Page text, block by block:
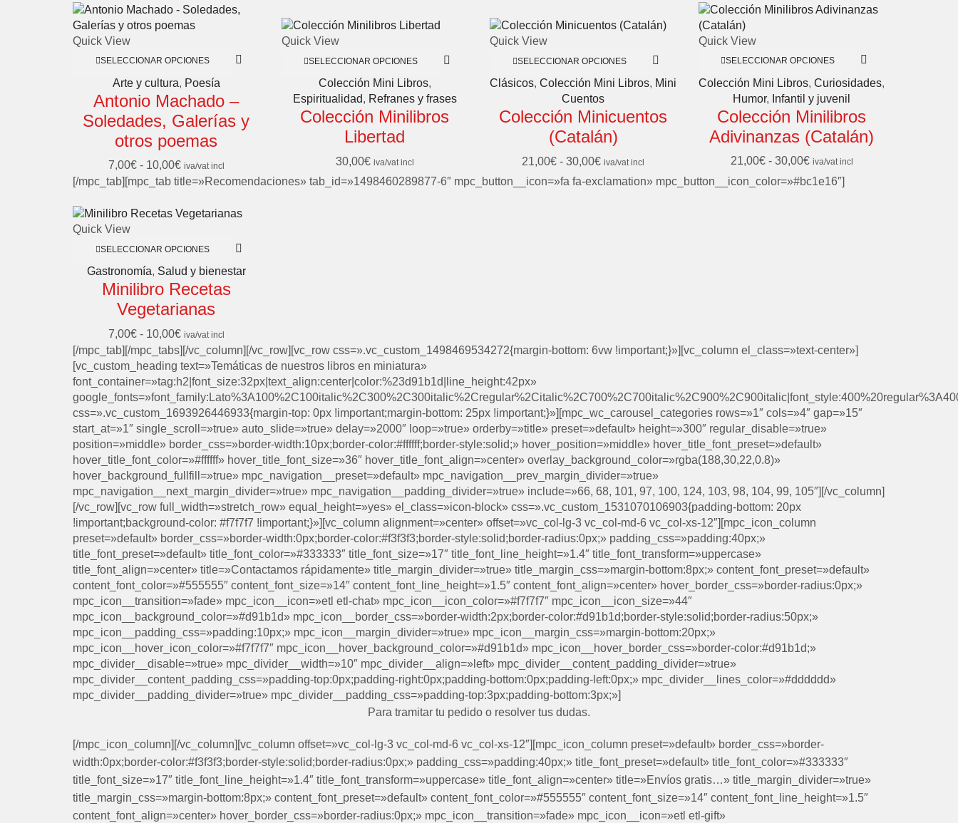
Quick View
SELECCIONAR OPCIONES
Arte y cultura, Poesía
Antonio Machado –
Soledades, Galerías y
otros poemas
7,00€ - 10,00€ iva/vat incl
Quick View
SELECCIONAR OPCIONES
Colección Mini Libros,
Espiritualidad, Refranes y frases
Colección Minilibros
Libertad
30,00€ iva/vat incl
Quick View
SELECCIONAR OPCIONES
Clásicos,Colección Mini Libros, Mini
Cuentos
Colección Minicuentos
(Catalán)
21,00€ - 30,00€ iva/vat incl
Quick View
SELECCIONAR OPCIONES
Colección Mini Libros,Curiosidades,
Humor, Infantil y juvenil
Colección Minilibros
Adivinanzas (Catalán)
21,00€ - 30,00€ iva/vat incl
[/mpc_tab][mpc_tab title=»Recomendaciones» tab_id=»1498460289877-6″ mpc_button__icon=»fa fa-exclamation» mpc_button__icon_color=»#bc1e16″]
Quick View
SELECCIONAR OPCIONES
Gastronomía, Salud y bienestar
Minilibro Recetas
Vegetarianas
7,00€ - 10,00€ iva/vat incl
[/mpc_tab][/mpc_tabs][/vc_column][/vc_row][vc_row css=».vc_custom_1498469534272{margin-bottom: 6vw !important;}»][vc_column el_class=»text-center»]
[vc_custom_heading text=»Temáticas de nuestros libros en miniatura»
font_container=»tag:h2|font_size:32px|text_align:center|color:%23d91b1d|line_height:42px»
css=».vc_custom_1693926446933{margin-top: 0px !important;margin-bottom: 25px !important;}»][mpc_wc_carousel_categories rows=»1″ cols=»4″ gap=»15″
start_at=»1″ single_scroll=»true» auto_slide=»true» delay=»2000″ loop=»true» orderby=»title» preset=»default» height=»300″ regular_disable=»true»
position=»middle» border_css=»border-width:10px;border-color:#ffffff;border-style:solid;» hover_position=»middle» hover_title_font_preset=»default»
hover_title_font_color=»#ffffff» hover_title_font_size=»36″ hover_title_font_align=»center» overlay_background_color=»rgba(188,30,22,0.8)»
hover_background_fullfill=»true» mpc_navigation__preset=»default» mpc_navigation__prev_margin_divider=»true»
mpc_navigation__next_margin_divider=»true» mpc_navigation__padding_divider=»true» include=»66, 68, 101, 97, 100, 124, 103, 98, 104, 99, 105″][/vc_column]
[/vc_row][vc_row full_width=»stretch_row» equal_height=»yes» el_class=»icon-block» css=».vc_custom_1531070106903{padding-bottom: 20px
!important;background-color: #f7f7f7 !important;}»][vc_column alignment=»center» offset=»vc_col-lg-3 vc_col-md-6 vc_col-xs-12″][mpc_icon_column
preset=»default» border_css=»border-width:0px;border-color:#f3f3f3;border-style:solid;border-radius:0px;» padding_css=»padding:40px;»
title_font_preset=»default» title_font_color=»#333333″ title_font_size=»17″ title_font_line_height=»1.4″ title_font_transform=»uppercase»
title_font_align=»center» title=»Contactamos rápidamente» title_margin_divider=»true» title_margin_css=»margin-bottom:8px;» content_font_preset=»default»
content_font_color=»#555555″ content_font_size=»14″ content_font_line_height=»1.5″ content_font_align=»center» hover_border_css=»border-radius:0px;»
mpc_icon__transition=»fade» mpc_icon__icon=»etl etl-chat» mpc_icon__icon_color=»#f7f7f7″ mpc_icon__icon_size=»44″
mpc_icon__background_color=»#d91b1d» mpc_icon__border_css=»border-width:2px;border-color:#d91b1d;border-style:solid;border-radius:50px;»
mpc_icon__padding_css=»padding:10px;» mpc_icon__margin_divider=»true» mpc_icon__margin_css=»margin-bottom:20px;»
mpc_icon__hover_icon_color=»#f7f7f7″ mpc_icon__hover_background_color=»#d91b1d» mpc_icon__hover_border_css=»border-color:#d91b1d;»
mpc_divider__disable=»true» mpc_divider__width=»10″ mpc_divider__align=»left» mpc_divider__content_padding_divider=»true»
mpc_divider__content_padding_css=»padding-top:0px;padding-right:0px;padding-bottom:0px;padding-left:0px;» mpc_divider__lines_color=»#dddddd»
mpc_divider__padding_divider=»true» mpc_divider__padding_css=»padding-top:3px;padding-bottom:3px;»]
Para tramitar tu pedido o resolver tus dudas.
[/mpc_icon_column][/vc_column][vc_column offset=»vc_col-lg-3 vc_col-md-6 vc_col-xs-12″][mpc_icon_column preset=»default» border_css=»border-
width:0px;border-color:#f3f3f3;border-style:solid;border-radius:0px;» padding_css=»padding:40px;» title_font_preset=»default» title_font_color=»#333333″
title_font_size=»17″ title_font_line_height=»1.4″ title_font_transform=»uppercase» title_font_align=»center» title=»Envíos gratis…» title_margin_divider=»true»
title_margin_css=»margin-bottom:8px;» content_font_preset=»default» content_font_color=»#555555″ content_font_size=»14″ content_font_line_height=»1.5″
content_font_align=»center» hover_border_css=»border-radius:0px;» mpc_icon__transition=»fade» mpc_icon__icon=»etl etl-gift»